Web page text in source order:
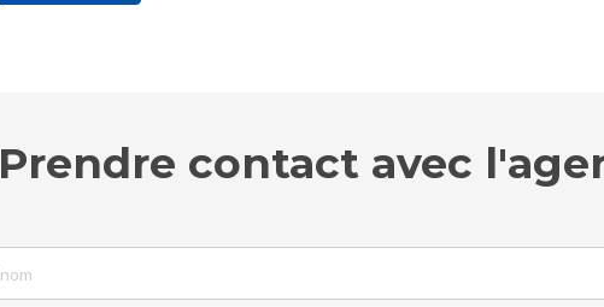
Prendre contact avec